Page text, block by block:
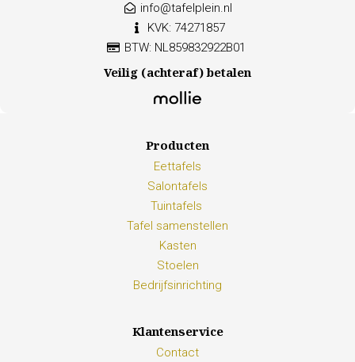
info@tafelplein.nl
KVK: 74271857
BTW: NL859832922B01
Veilig (achteraf) betalen
Producten
Eettafels
Salontafels
Tuintafels
Tafel samenstellen
Kasten
Stoelen
Bedrijfsinrichting
Klantenservice
Contact